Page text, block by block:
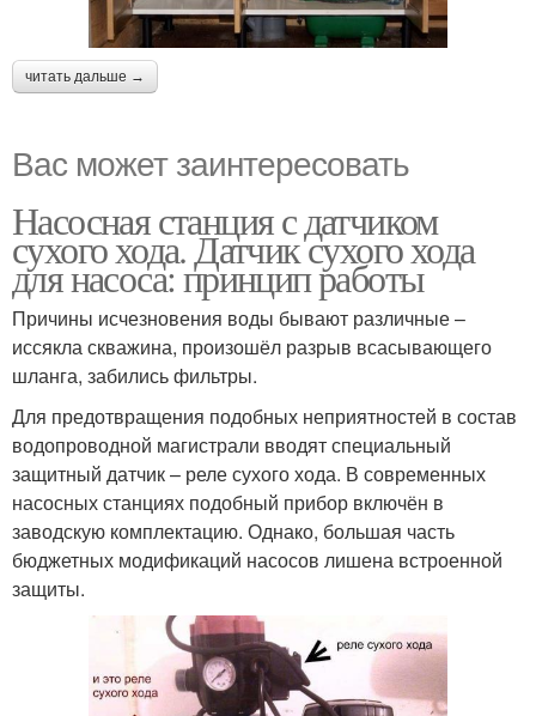
читать дальше →
Вас может заинтересовать
Насосная станция с датчиком
сухого хода. Датчик сухого хода
для насоса: принцип работы
Причины исчезновения воды бывают различные –
иссякла скважина, произошёл разрыв всасывающего
шланга, забились фильтры.
Для предотвращения подобных неприятностей в состав
водопроводной магистрали вводят специальный
защитный датчик – реле сухого хода. В современных
насосных станциях подобный прибор включён в
заводскую комплектацию. Однако, большая часть
бюджетных модификаций насосов лишена встроенной
защиты.